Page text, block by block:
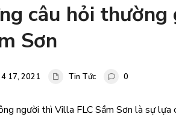
câu hỏi
Sơn
17, 2021 Tin Tức 0
người thì Villa FLC Sầm Sơn là sự